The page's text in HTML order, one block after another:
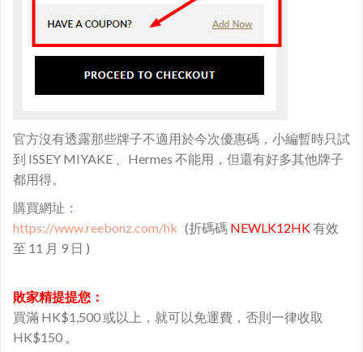
官方沒有透露那些牌子不適用於今次優惠碼，小編暫時只試
到 ISSEY MIYAKE 、Hermes 不能用，但還有好多其他牌子
都用得。
購買網址：
https://www.reebonz.com/hk (折碼碼 NEWLK12HK有效
至 11 月 9 日 )
敗家精提提您：
買滿 HK$1,500 或以上，就可以免運費，否則一律收取
HK$150 。